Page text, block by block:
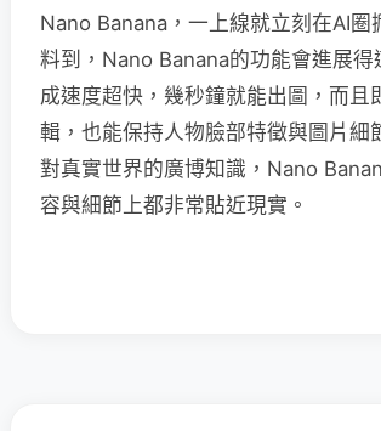
Nano Banana，一上線就立刻在AI圈
料到，Nano Banana的功能會進展得
成速度超快，幾秒鐘就能出圖，而且
輯，也能保持人物臉部特徵與圖片細
對真實世界的廣博知識，Nano
容與細節上都非常貼近現實。